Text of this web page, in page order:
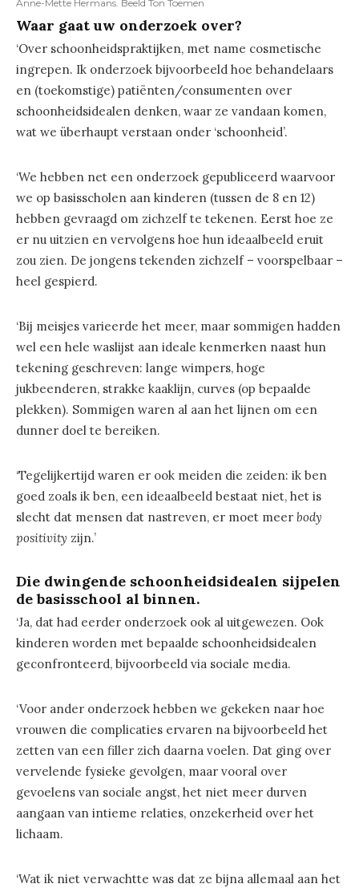
Anne-Mette Hermans. Beeld Ton Toemen
Waar gaat uw onderzoek over?
‘Over schoonheidspraktijken, met name cosmetische
ingrepen. Ik onderzoek bijvoorbeeld hoe behandelaars
en (toekomstige) patiënten/consumenten over
schoonheidsidealen denken, waar ze vandaan komen,
wat we überhaupt verstaan onder ‘schoonheid’.
‘We hebben net een onderzoek gepubliceerd waarvoor
we op basisscholen aan kinderen (tussen de 8 en 12)
hebben gevraagd om zichzelf te tekenen. Eerst hoe ze
er nu uitzien en vervolgens hoe hun ideaalbeeld eruit
zou zien. De jongens tekenden zichzelf – voorspelbaar –
heel gespierd.
‘Bij meisjes varieerde het meer, maar sommigen hadden
wel een hele waslijst aan ideale kenmerken naast hun
tekening geschreven: lange wimpers, hoge
jukbeenderen, strakke kaaklijn, curves (op bepaalde
plekken). Sommigen waren al aan het lijnen om een
dunner doel te bereiken.
‘Tegelijkertijd waren er ook meiden die zeiden: ik ben
goed zoals ik ben, een ideaalbeeld bestaat niet, het is
slecht dat mensen dat nastreven, er moet meer body
positivity zijn.’
Die dwingende schoonheidsidealen sijpelen
de basisschool al binnen.
‘Ja, dat had eerder onderzoek ook al uitgewezen. Ook
kinderen worden met bepaalde schoonheidsidealen
geconfronteerd, bijvoorbeeld via sociale media.
‘Voor ander onderzoek hebben we gekeken naar hoe
vrouwen die complicaties ervaren na bijvoorbeeld het
zetten van een filler zich daarna voelen. Dat ging over
vervelende fysieke gevolgen, maar vooral over
gevoelens van sociale angst, het niet meer durven
aangaan van intieme relaties, onzekerheid over het
lichaam.
‘Wat ik niet verwachtte was dat ze bijna allemaal aan het